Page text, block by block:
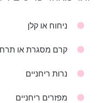
ניחוח או קלן
קרם מסגרת או
נרות ריחניים
מפזרים ריחניים